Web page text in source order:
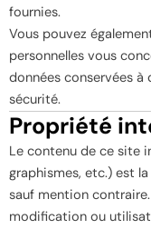
fournies.
Vous pouvez
personnelles vous
données conservées à
sécurité.
Propriété
Le contenu de ce site
graphismes, etc.) est
sauf mention
modification ou